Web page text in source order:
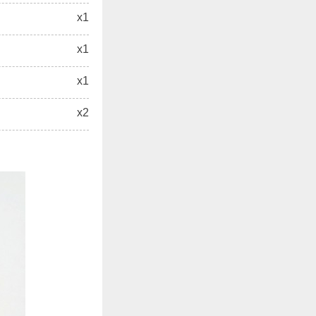
x1
x1
x1
x2